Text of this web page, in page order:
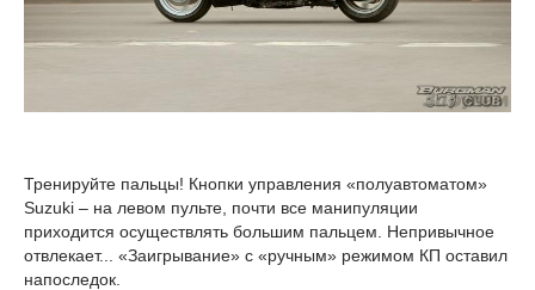
Тренируйте пальцы! Кнопки управления «полуавтоматом»
Suzuki – на левом пульте, почти все манипуляции
приходится осуществлять большим пальцем. Непривычное
отвлекает... «Заигрывание» с «ручным» режимом КП оставил
напоследок.